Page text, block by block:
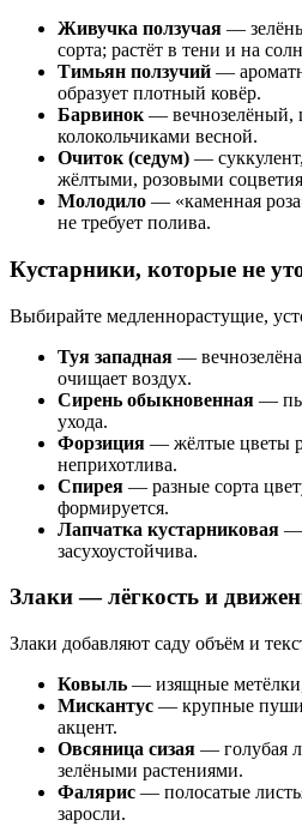
Живучка ползучая —
сорта; растёт в тени и на
Тимьян ползучий —
образует плотный ковёр.
Барвинок — вечнозелёный,
колокольчиками весной.
Очиток (седум) —
жёлтыми, розовыми
Молодило — «каменная
не требует полива.
Кустарники, которые не
Выбирайте медленнорастущие,
Туя западная —
очищает воздух.
Сирень обыкновенная —
ухода.
Форзиция — жёлтые цветы
неприхотлива.
Спирея — разные сорта
формируется.
Лапчатка кустарниковая —
засухоустойчива.
Злаки — лёгкость и
Злаки добавляют саду объём и
Ковыль — изящные метёлки,
Мискантус — крупные
акцент.
Овсяница сизая — голубая
зелёными растениями.
Фалярис — полосатые
заросли.